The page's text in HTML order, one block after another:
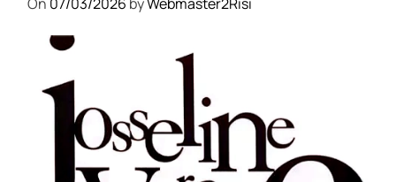
On 07/03/2026 byWebmaster2Risi